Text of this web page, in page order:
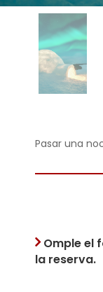
Pasar una
Omple el
la reserva.